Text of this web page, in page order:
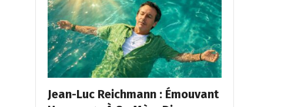
Jean-Luc Reichmann : Émouvant